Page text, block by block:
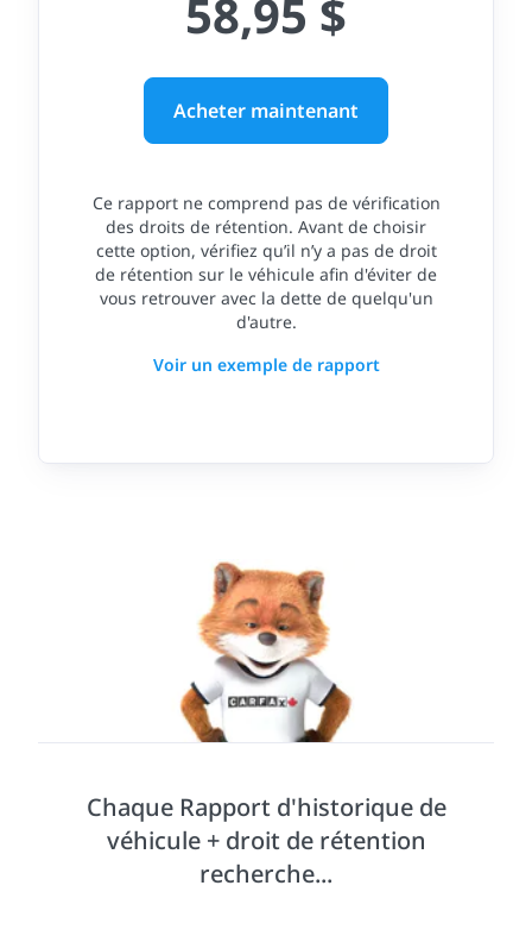
58,95 $
Acheter maintenant
Ce rapport ne comprend pas de vérification
des droits de rétention. Avant de choisir
cette option, vérifiez qu’il n’y a pas de droit
de rétention sur le véhicule afin d'éviter de
vous retrouver avec la dette de quelqu'un
d'autre.
Voir un exemple de rapport
Chaque Rapport d'historique de
véhicule + droit de rétention
recherche...